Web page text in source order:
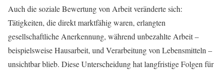
Auch die soziale Bewertung von Arbeit veränderte sich:
Tätigkeiten, die direkt marktfähig waren, erlangten
gesellschaftliche Anerkennung, während unbezahlte Arbeit –
beispielsweise Hausarbeit, und Verarbeitung von Lebensmitteln –
unsichtbar blieb. Diese Unterscheidung hat langfristige Folgen für